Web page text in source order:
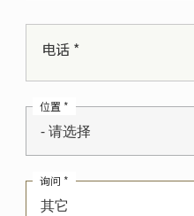
电话 *
- 请选择
位置 *
其它
询问 *